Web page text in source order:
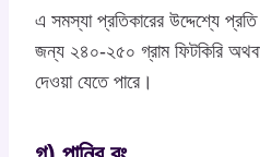
এ সমস্যা প্রতিকারের উদ্দেশ্যে
জন্য ২৪০-২৫০ গ্রাম ফিটকিরি
দেওয়া যেতে পারে।